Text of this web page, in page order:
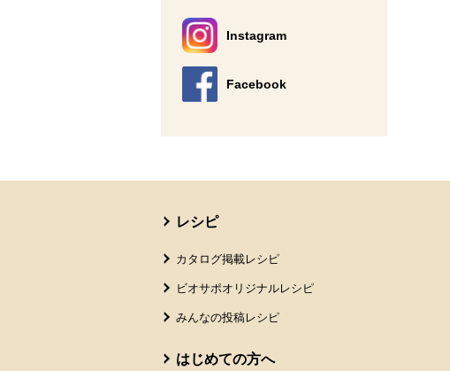
Instagram
別のウィンドウで開きます。
Facebook
別のウィンドウで開きます。
レシピ
カタログ掲載レシピ
ビオサポオリジナルレシピ
みんなの投稿レシピ
はじめての方へ